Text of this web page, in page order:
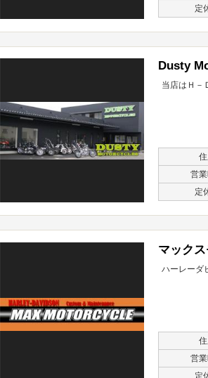
定
Dusty
当店はＨ－
営
定
マック
ハーレーダ
営
定